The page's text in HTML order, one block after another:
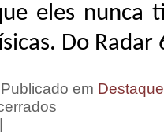
eles nunca
Do Radar
Publicado em